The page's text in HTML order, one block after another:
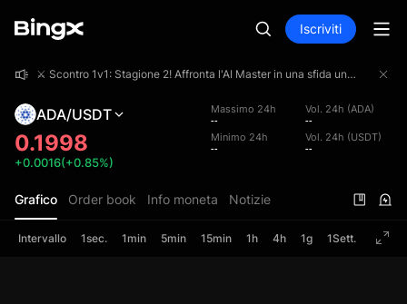
Iscriviti
⚔️ Scontro 1v1: Stagione 2! Affronta l'AI Master in una sfida uno contro uno e aggiudicati una quota del montepremi da 4.000.000 USDT!
ADA/USDT
0.1998
+0.0016(+0.85%)
Massimo 24h
--
Vol. 24h (ADA)
--
Minimo 24h
--
Vol. 24h (USDT)
--
Grafico Order book Info moneta Notizie
Intervallo 1sec. 1min 5min 15min 1h 4h 1g 1Sett.